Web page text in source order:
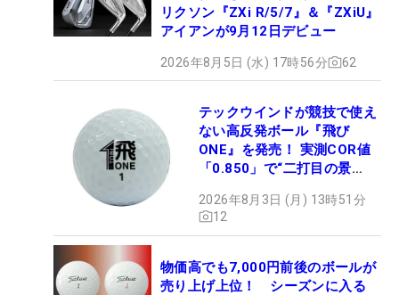
リクソン『ZXi R/5/7』＆『ZXiU』
アイアンが9月12日デビュー
2026年8月5日 (水) 17時56分 62
テックウインドが競技で使え
ない高反発ボール『飛び
ONE』を発売！ 実測COR値
「0.850」で“二打目の景
2026年8月3日 (月) 13時51分
12
物価高でも7,000円前後のボールが
売り上げ上位！ シーズンに入る